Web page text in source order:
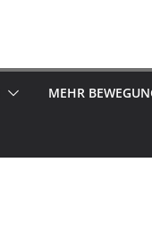
MEHR